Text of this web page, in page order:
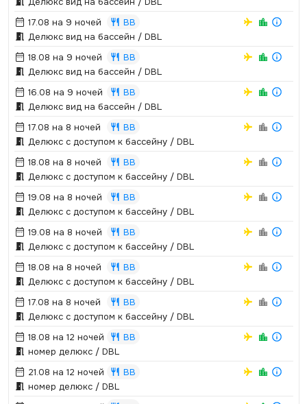
17.08 на 9 ночей
BB
Делюкс вид на бассейн / DBL
18.08 на 9 ночей
BB
Делюкс вид на бассейн / DBL
16.08 на 9 ночей
BB
Делюкс вид на бассейн / DBL
17.08 на 8 ночей
BB
Делюкс с доступом к бассейну / DBL
18.08 на 8 ночей
BB
Делюкс с доступом к бассейну / DBL
19.08 на 8 ночей
BB
Делюкс с доступом к бассейну / DBL
19.08 на 8 ночей
BB
Делюкс с доступом к бассейну / DBL
18.08 на 8 ночей
BB
Делюкс с доступом к бассейну / DBL
17.08 на 8 ночей
BB
Делюкс с доступом к бассейну / DBL
18.08 на 12 ночей
BB
номер делюкс / DBL
21.08 на 12 ночей
BB
номер делюкс / DBL